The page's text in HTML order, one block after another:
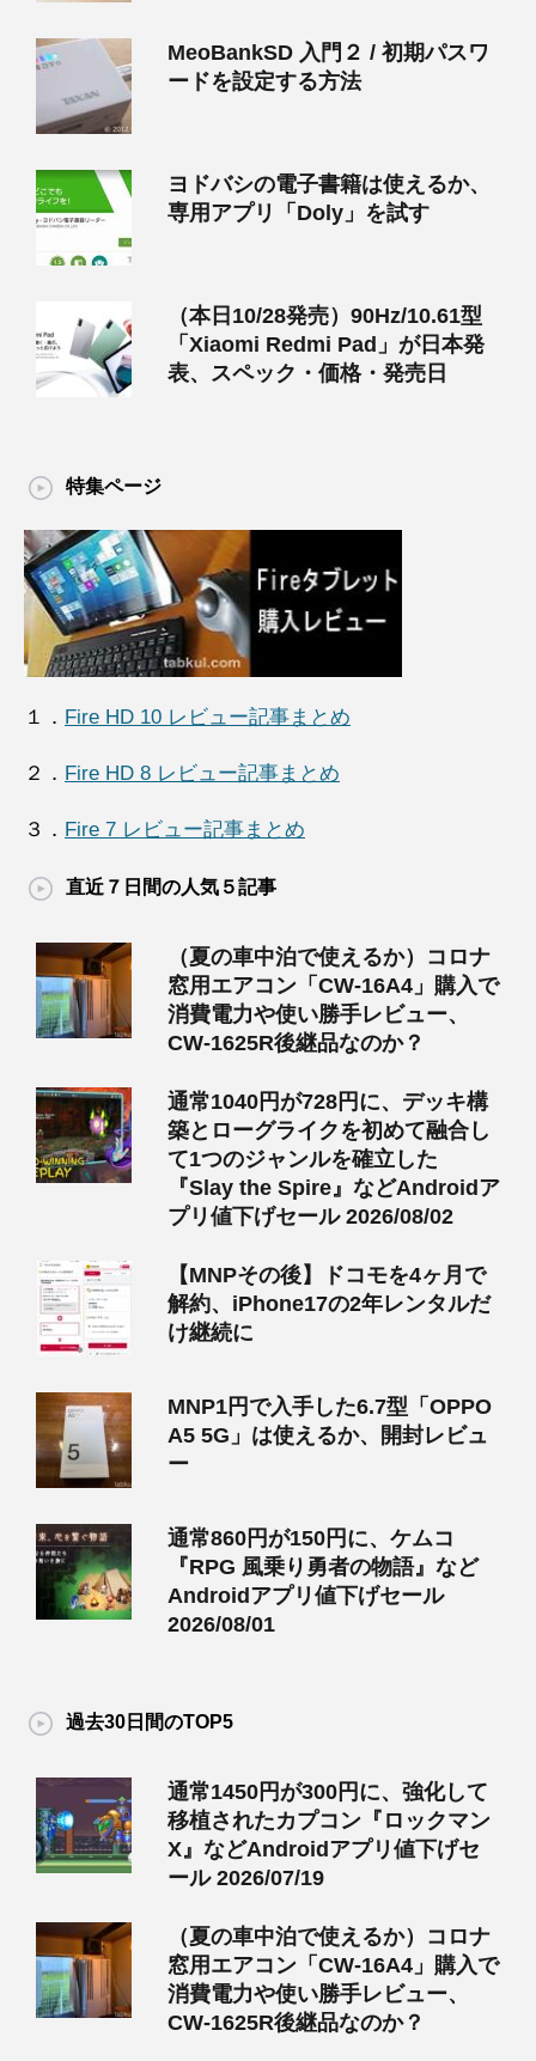
MeoBankSD 入門２ / 初期パスワ
ードを設定する方法
ヨドバシの電子書籍は使えるか、
専用アプリ「Doly」を試す
（本日10/28発売）90Hz/10.61型
「Xiaomi Redmi Pad」が日本発
表、スペック・価格・発売日
特集ページ
１． Fire HD 10 レビュー記事まとめ
２． Fire HD 8 レビュー記事まとめ
３． Fire 7 レビュー記事まとめ
直近７日間の人気５記事
（夏の車中泊で使えるか）コロナ
窓用エアコン「CW-16A4」購入で
消費電力や使い勝手レビュー、
CW-1625R後継品なのか？
通常1040円が728円に、デッキ構
築とローグライクを初めて融合し
て1つのジャンルを確立した
『Slay the Spire』などAndroidア
プリ値下げセール 2026/08/02
【MNPその後】ドコモを4ヶ月で
解約、iPhone17の2年レンタルだ
け継続に
MNP1円で入手した6.7型「OPPO
A5 5G」は使えるか、開封レビュ
ー
通常860円が150円に、ケムコ
『RPG 風乗り勇者の物語』など
Androidアプリ値下げセール
2026/08/01
過去30日間のTOP5
通常1450円が300円に、強化して
移植されたカプコン『ロックマン
X』などAndroidアプリ値下げセ
ール 2026/07/19
（夏の車中泊で使えるか）コロナ
窓用エアコン「CW-16A4」購入で
消費電力や使い勝手レビュー、
CW-1625R後継品なのか？